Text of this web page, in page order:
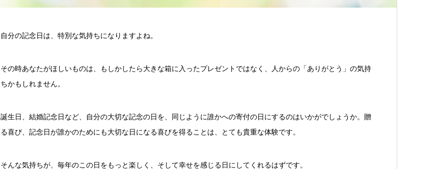
自分の記念日は、特別な気持ちになりますよね。
その時あなたがほしいものは、もしかしたら大きな箱に入ったプレゼントではなく、人からの「ありがとう」の気持
ちかもしれません。
誕生日、結婚記念日など、自分の大切な記念の日を、同じように誰かへの寄付の日にするのはいかがでしょうか。贈
る喜び、記念日が誰かのためにも大切な日になる喜びを得ることは、とても貴重な体験です。
そんな気持ちが、毎年のこの日をもっと楽しく、そして幸せを感じる日にしてくれるはずです。